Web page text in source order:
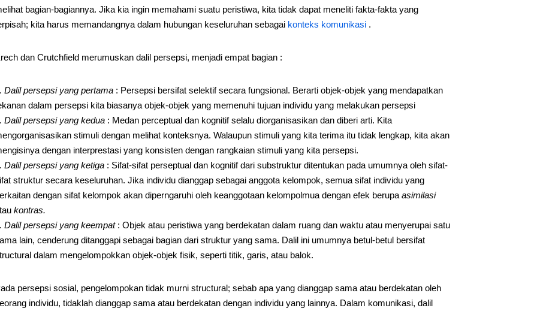
bagian-bagiannya. Jika kia ingin memahami suatu peristiwa, kita tidak dapat meneliti fakta-fakta yang
kita harus memandangnya dalam hubungan keseluruhan sebagai konteks komunikasi.
dan Crutchfield merumuskan dalil persepsi, menjadi empat bagian :
Dalil persepsi yang pertama: Persepsi bersifat selektif secara fungsional. Berarti objek-objek yang mendapatkan
dalam persepsi kita biasanya objek-objek yang memenuhi tujuan individu yang melakukan persepsi
Dalil persepsi yang kedua: Medan perceptual dan kognitif selalu diorganisasikan dan diberi arti. Kita
stimuli dengan melihat konteksnya. Walaupun stimuli yang kita terima itu tidak lengkap, kita akan
dengan interprestasi yang konsisten dengan rangkaian stimuli yang kita persepsi.
Dalil persepsi yang ketiga: Sifat-sifat perseptual dan kognitif dari substruktur ditentukan pada umumnya oleh sifat-
struktur secara keseluruhan. Jika individu dianggap sebagai anggota kelompok, semua sifat individu yang
dengan sifat kelompok akan diperngaruhi oleh keanggotaan kelompolmua dengan efek berupa asimilasi
kontras.
Dalil persepsi yang keempat: Objek atau peristiwa yang berdekatan dalam ruang dan waktu atau menyerupai satu
lain, cenderung ditanggapi sebagai bagian dari struktur yang sama. Dalil ini umumnya betul-betul bersifat
dalam mengelompokkan objek-objek fisik, seperti titik, garis, atau balok.
persepsi sosial, pengelompokan tidak murni structural; sebab apa yang dianggap sama atau berdekatan oleh
individu, tidaklah dianggap sama atau berdekatan dengan individu yang lainnya. Dalam komunikasi, dalil